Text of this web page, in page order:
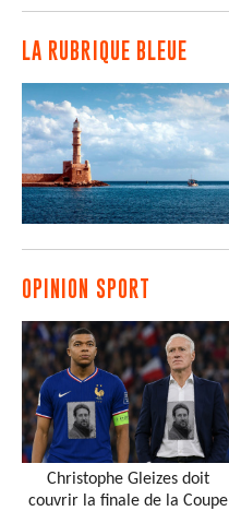
LA RUBRIQUE BLEUE
OPINION SPORT
Christophe Gleizes doit
couvrir la finale de la Coupe